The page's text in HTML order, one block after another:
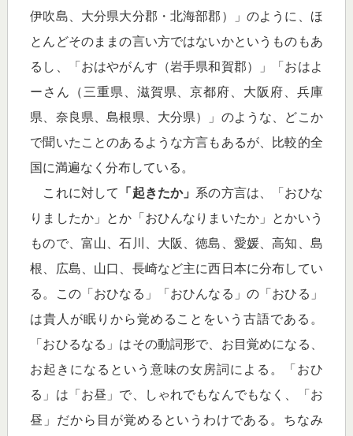
伊吹島、大分県大分郡・北海部郡）」のように、ほ
とんどそのままの言い方ではないかというものもあ
るし、「おはやがんす（岩手県和賀郡）」「おはよ
ーさん（三重県、滋賀県、京都府、大阪府、兵庫
県、奈良県、島根県、大分県）」のような、どこか
で聞いたことのあるような方言もあるが、比較的全
国に満遍なく分布している。
これに対して
「起きたか」 系の方言は、「おひな
りましたか」とか「おひんなりまいたか」とかいう
もので、富山、石川、大阪、徳島、愛媛、高知、島
根、広島、山口、長崎など主に西日本に分布してい
る。この「おひなる」「おひんなる」の「おひる」
は貴人が眠りから覚めることをいう古語である。
「おひるなる」はその動詞形で、お目覚めになる、
お起きになるという意味の女房詞による。「おひ
る」は「お昼」で、しゃれでもなんでもなく、「お
昼」だから目が覚めるというわけである。ちなみ